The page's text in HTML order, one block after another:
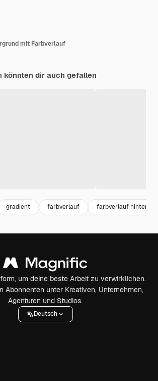
mit Farbverlauf
könnten dir auch gefallen
gradient farbverlauf farbverlauf
um deine beste Arbeit zu verwirklichen.
Abonnenten unter Kreativen, Unternehmen,
Agenturen und Studios.
Deutsch